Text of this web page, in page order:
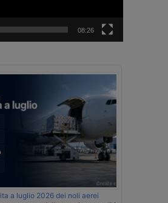
08:26
a luglio 2026 dei noli aerei